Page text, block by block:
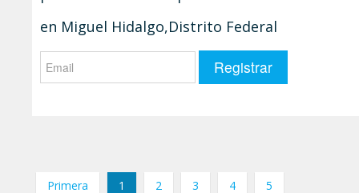
en Miguel Hidalgo,Distrito Federal
Primera 1 2 3 4 5